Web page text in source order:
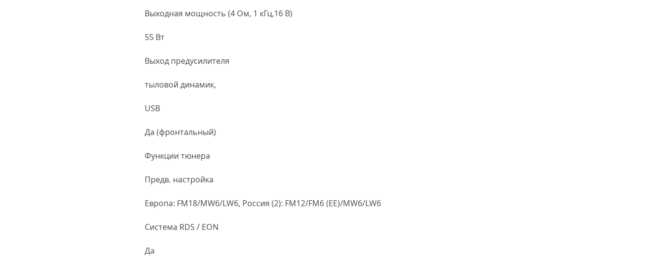
Выходная мощность (4 Ом, 1 кГц,16 В)
55 Вт
Выход предусилителя
тыловой динамик,
USB
Да (фронтальный)
Функции тюнера
Предв. настройка
Европа: FM18/MW6/LW6, Россия (2): FM12/FM6 (EE)/MW6/LW6
Система RDS / EON
Да